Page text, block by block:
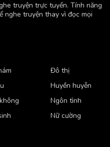
truyện trực tuyến. Tính năng
nghe truyện thay vì đọc mọi
Đô thị
Huyền huyễn
Ngôn tình
Nữ cường